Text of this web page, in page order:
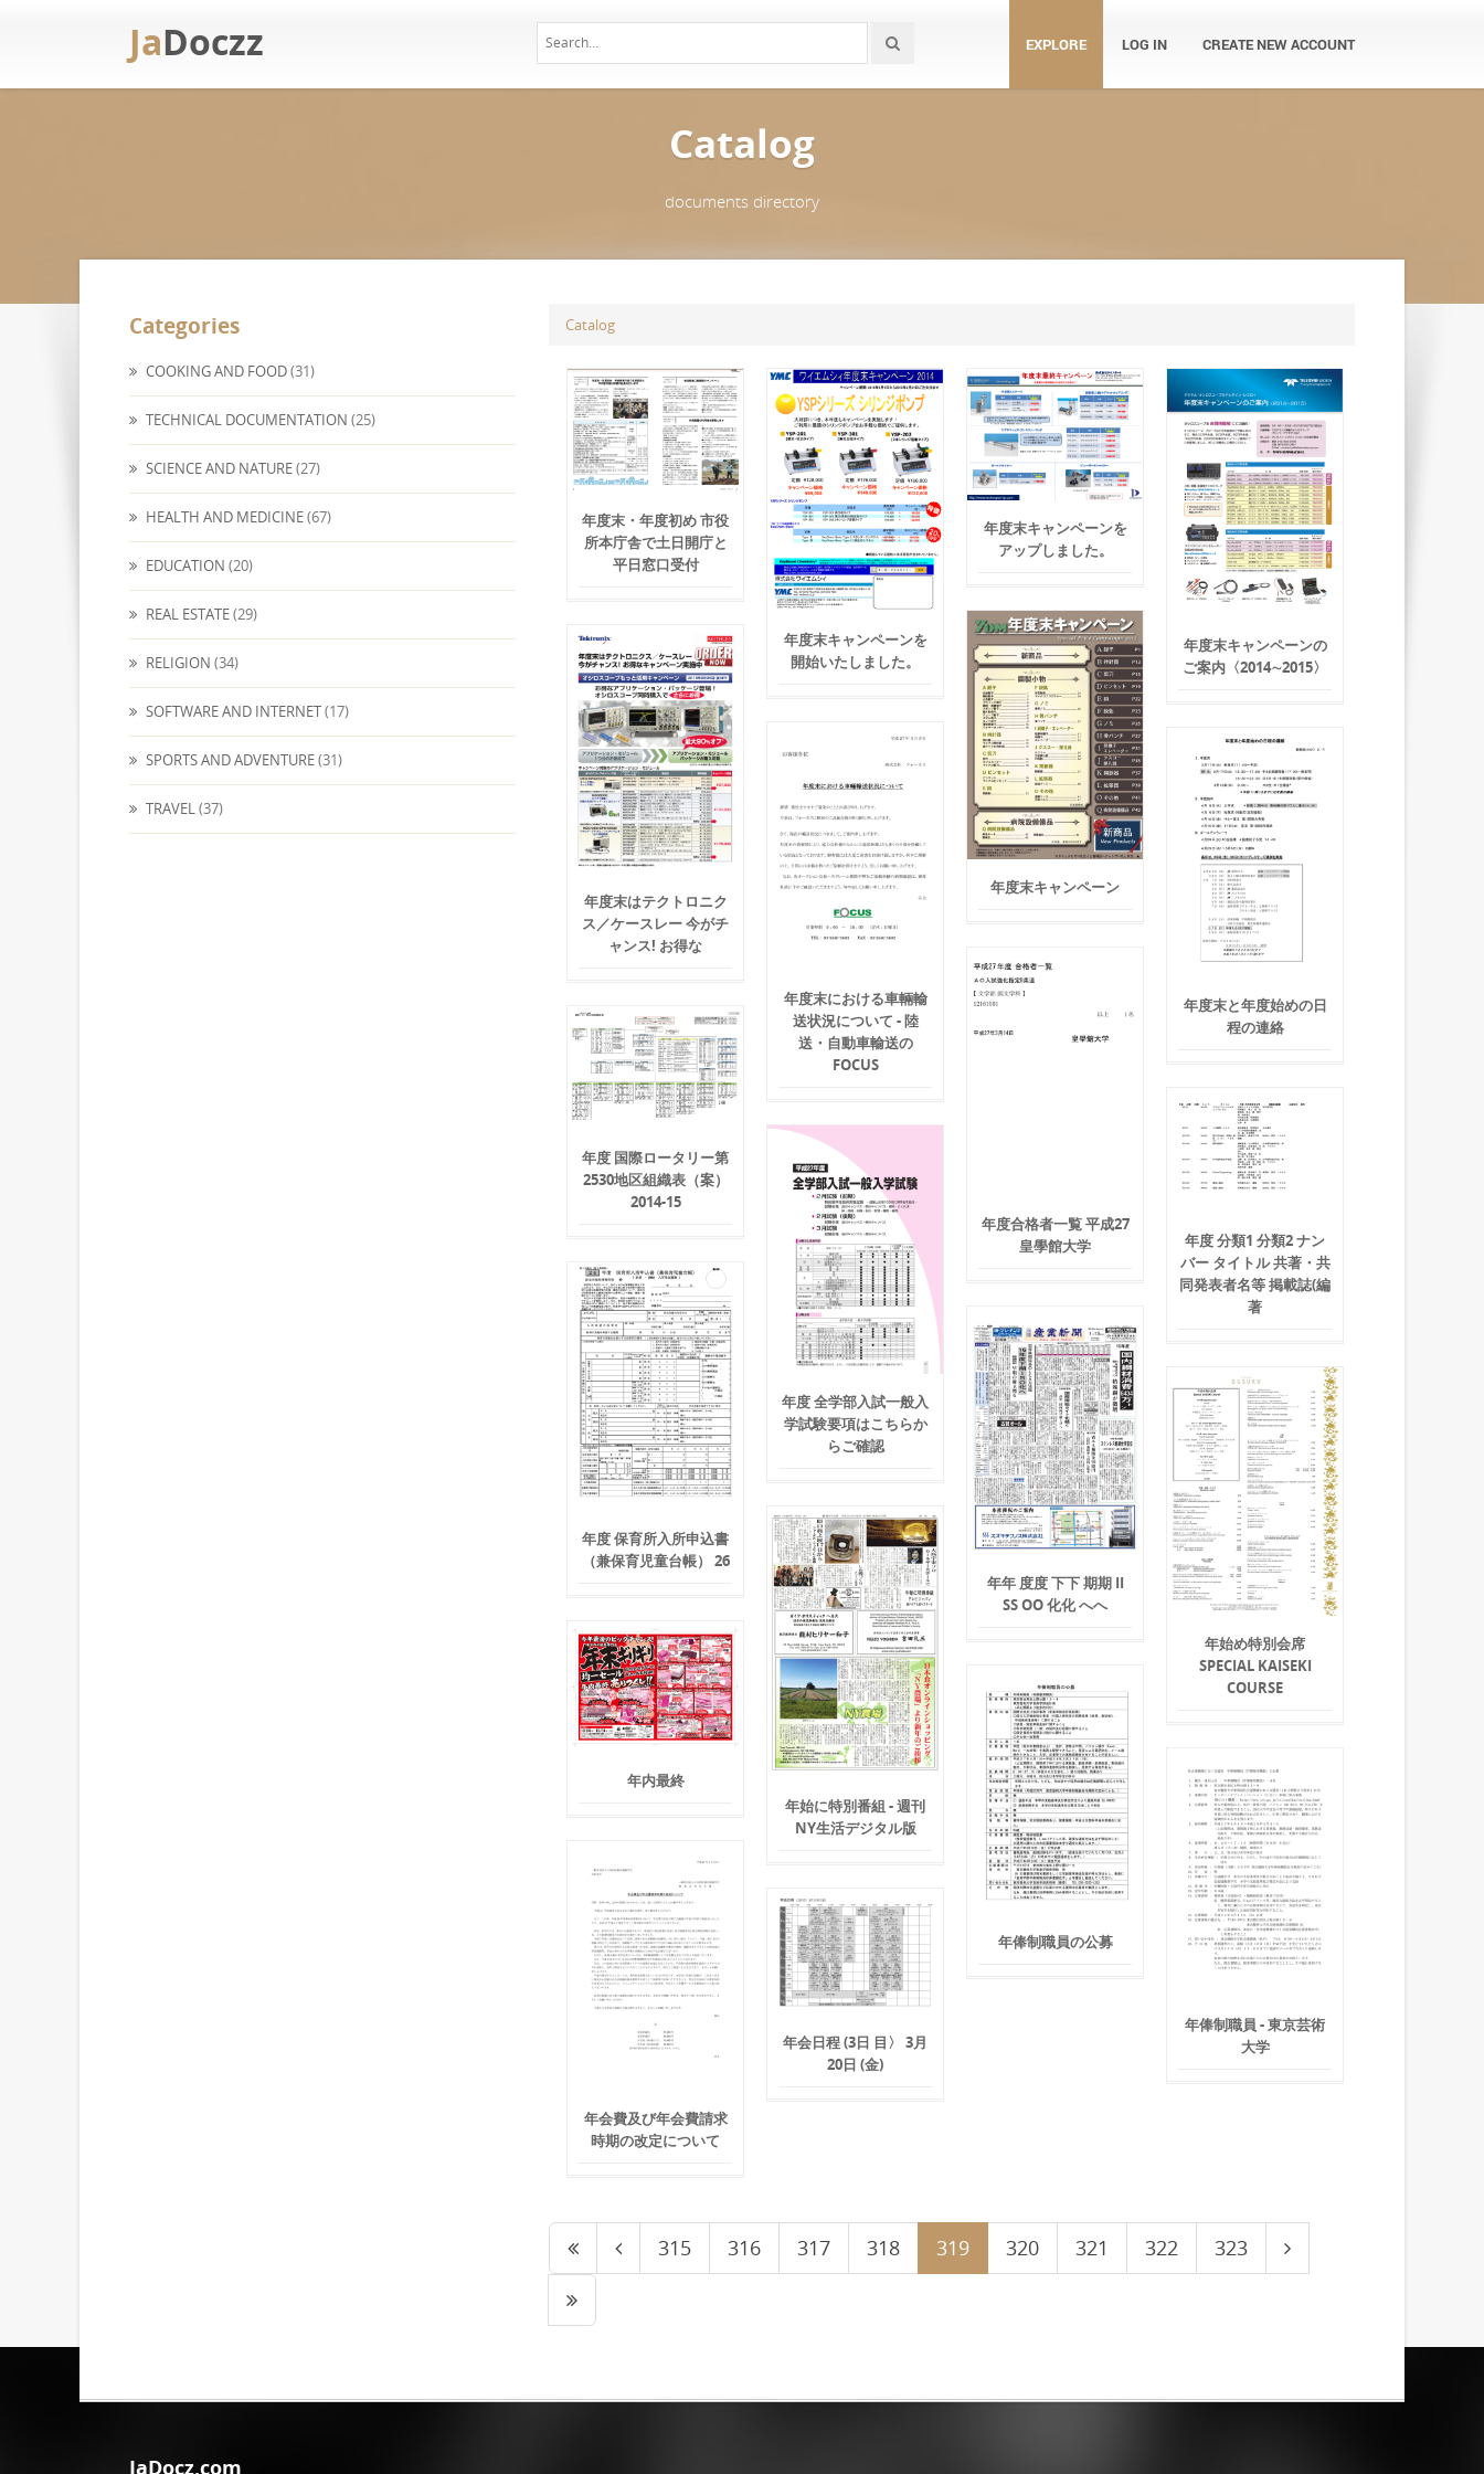
JaDoczz EXPLORE LOG IN CREATE NEW ACCOUNT
Catalog
documents directory
Categories
COOKING AND FOOD(31)
TECHNICAL DOCUMENTATION (25)
SCIENCE AND NATURE(27)
HEALTH AND MEDICINE(67)
EDUCATION (20)
REAL ESTATE(29)
RELIGION (34)
SOFTWARE AND INTERNET(17)
SPORTS AND ADVENTURE(31)
TRAVEL(37)
Catalog
年度末・年度初め 市役
所本庁舎で土日開庁と
平日窓口受付
年度末キャンペーンを
開始いたしました。
年度末キャンペーンを
アップしました。
年度末キャンペーンの
ご案内〈2014∼2015〉
年度末キャンペーン
年度末はテクトロニク
ス／ケースレー 今がチ
ャンス! お得な
年度末における車輛輸
送状況について - 陸
送・自動車輸送の
FOCUS
年度末と年度始めの日
程の連絡
年度合格者一覧 平成27
皇學館大学
年度 国際ロータリー第
2530地区組織表（案）
2014-15
年度 分類1 分類2 ナン
バー タイトル 共著・共
同発表者名等 掲載誌(編
著
年度 全学部入試一般入
学試験要項はこちらか
らご確認
年度 保育所入所申込書
（兼保育児童台帳） 26
年年 度度 下下 期期 II
SS OO 化化 へへ
年始め特別会席
SPECIAL KAISEKI
COURSE
年始に特別番組 - 週刊
NY生活デジタル版
年内最終
年俸制職員の公募
年俸制職員 - 東京芸術
大学
年会費及び年会費請求
時期の改定について
年会日程 (3日 目〉 3月
20日 (金)
315 316 317 318 319 320 321 322 323
JaDocz.com